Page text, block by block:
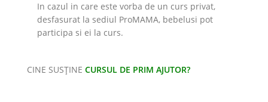
In cazul in care este vorba de un curs privat,
desfasurat la sediul ProMAMA, bebelusi pot
participa si ei la curs.
CINE SUSȚINE CURSUL DE PRIM AJUTOR?